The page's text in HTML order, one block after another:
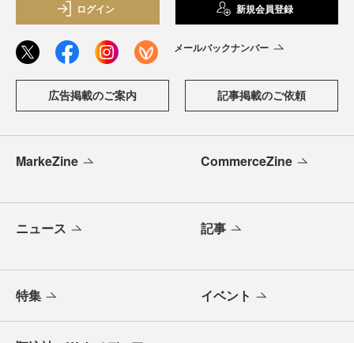
ログイン 新規会員登録
メールバックナンバー
広告掲載のご案内 記事掲載のご依頼
MarkeZine CommerceZine
ニュース 記事
特集 イベント